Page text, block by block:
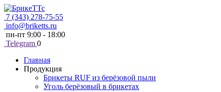
7 (343) 278-75-55
info@briketts.ru
пн-пт 9:00 - 18:00
Telegram 0
Главная
Продукция
Брикеты RUF из берёзовой пыли
Уголь берёзовый в брикетах